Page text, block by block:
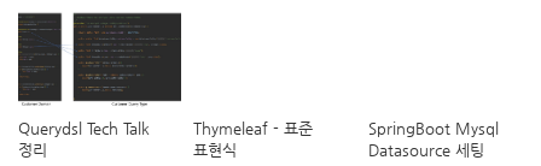
Querydsl Tech Talk
정리
Thymeleaf - 표준
표현식
SpringBoot Mysql
Datasource 세팅